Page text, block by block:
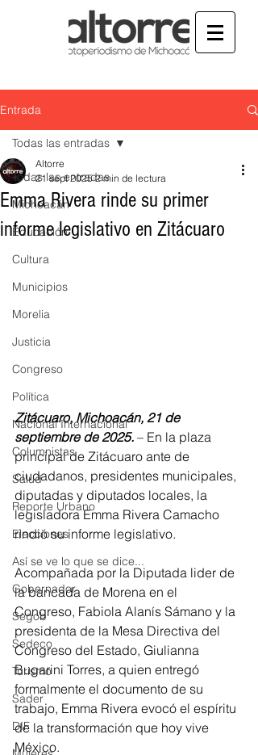
Entrada
Todas las entradas
Michoacán
Educación
Cultura
Municipios
Morelia
Justicia
Congreso
Política
Nacional Internacional
Columnistas
Salud
Reporte Urbano
Elecciones
Así se ve lo que se dice...
Gobernador
Segob
Sedeco
Turismo
Sader
DIF
Todas las entradas
Emma Rivera rinde su primer
informe legislativo en Zitácuaro
Altorre
21 sept 2025 2 min de lectura
Zitácuaro, Michoacán, 21 de
septiembre de 2025. – En la plaza
principal de Zitácuaro ante de
ciudadanos, presidentes municipales,
diputadas y diputados locales, la
legisladora Emma Rivera Camacho
rindió su informe legislativo.
Acompañada por la Diputada lider de
la bancada de Morena en el
Congreso, Fabiola Alanís Sámano y la
presidenta de la Mesa Directiva del
Congreso del Estado, Giulianna
Bugarini Torres, a quien entregó
formalmente el documento de su
trabajo, Emma Rivera evocó el espíritu
de la transformación que hoy vive
México.